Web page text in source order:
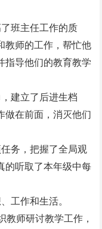
班主任工作的质
教师的工作，帮忙他
指导他们的教育教学
建立了后进生档
做在前面，消灭他们
务，把握了全局观
的听取了本年级中每
工作和生活。
教师研讨教学工作，